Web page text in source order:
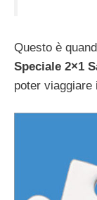
Questo è
Speciale 2×1
poter viaggiare